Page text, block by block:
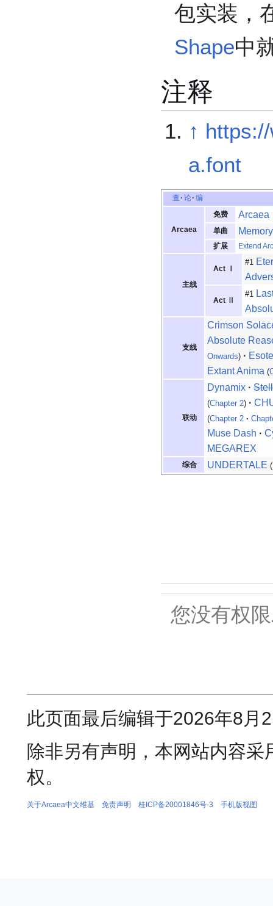
包实装，
Shape中
注释
↑
a.font
查 论 编
Arcaea
免费 Arcaea
单曲
扩展 Extend
主线
Act Ⅰ
#1
Act Ⅱ
#1
支线
Crimson
Absolute
Onwards) ·
Extant Anima (
联动
Dynamix ·
(Chapter 2) ·
(Chapter 2 ·
Muse Dash ·
MEGAREX
综合 UNDERTALE (
您没有权
此页面最后编辑于2026年8月
除非另有声明，本网站内容采
权。
关于Arcaea中文维基 免责声明 桂ICP备20001846号-3 手机版视图